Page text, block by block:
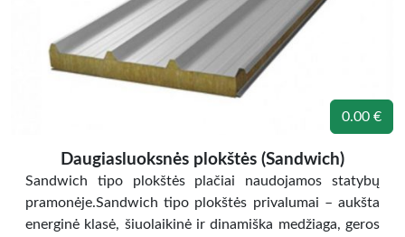
0.00 €
Daugiasluoksnės plokštės (Sandwich)
Sandwich tipo plokštės plačiai naudojamos statybų
pramonėje.Sandwich tipo plokštės privalumai – aukšta
energinė klasė, šiuolaikinė ir dinamiška medžiaga, geros